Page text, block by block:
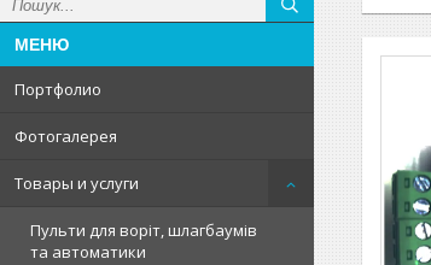
Портфолио
Фотогалерея
Товары и услуги
Пульти для воріт, шлагбаумів
та автоматики